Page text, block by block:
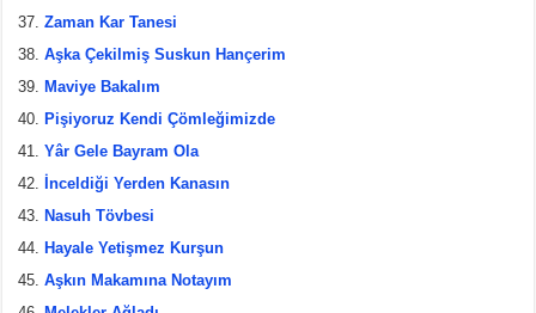
Zaman Kar Tanesi
Aşka Çekilmiş Suskun Hançerim
Maviye Bakalım
Pişiyoruz Kendi Çömleğimizde
Yâr Gele Bayram Ola
İnceldiği Yerden Kanasın
Nasuh Tövbesi
Hayale Yetişmez Kurşun
Aşkın Makamına Notayım